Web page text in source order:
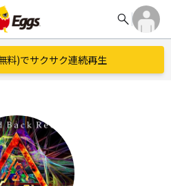
search
料)でサクサク連続再生